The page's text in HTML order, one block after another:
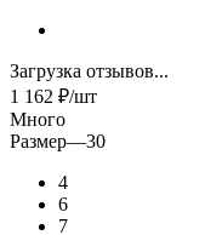
Загрузка отзывов...
1 162 ₽/шт
Много
Размер—30
4
6
7